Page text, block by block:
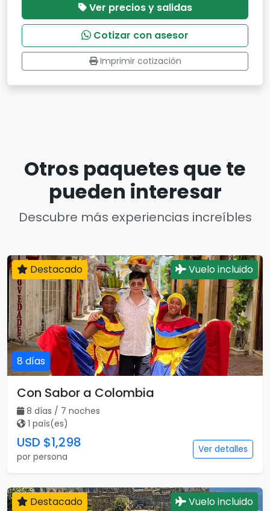
Ver precios y salidas
Cotizar con asesor
Imprimir cotización
Otros paquetes que te
pueden interesar
Descubre más experiencias increíbles
8 días
Destacado Vuelo incluido
Con Sabor a Colombia
8 días / 7 noches
1 país(es)
USD $1,298
por persona
Ver detalles
Destacado Vuelo incluido